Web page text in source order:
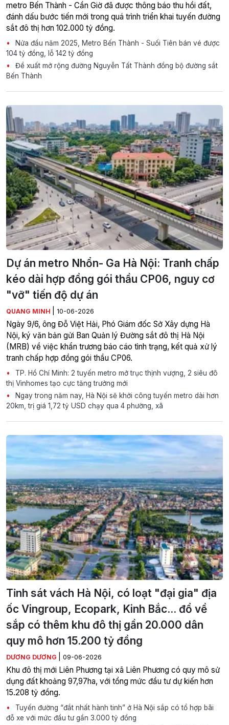
metro Bến Thành - Cần Giờ đã được thông báo thu hồi đất,
đánh dấu bước tiến mới trong quá trình triển khai tuyến đường
sắt đô thị hơn 102.000 tỷ đồng.
Nửa đầu năm 2025, Metro Bến Thành - Suối Tiên bán vé được
104 tỷ đồng, lỗ 142 tỷ đồng
Đề xuất mở rộng đường Nguyễn Tất Thành đồng bộ đường sắt
Bến Thành
Dự án metro Nhổn- Ga Hà Nội: Tranh chấp
kéo dài hợp đồng gói thầu CP06, nguy cơ
"vỡ" tiến độ dự án
QUANG MINH 10-06-2026
Ngày 9/6, ông Đỗ Việt Hải, Phó Giám đốc Sở Xây dựng Hà
Nội, ký văn bản gửi Ban Quản lý Đường sắt đô thị Hà Nội
(MRB) về việc khẩn trương báo cáo tình trạng, kết quả xử lý
tranh chấp hợp đồng gói thầu CP06.
TP. Hồ Chí Minh: 2 tuyến metro mở trục thịnh vượng, 2 siêu đô
thị Vinhomes tạo cực tăng trưởng mới
Ngay trong năm nay, Hà Nội sẽ khởi công tuyến metro dài hơn
20km, trị giá 1,72 tỷ USD chạy qua 4 phường, xã
Tỉnh sát vách Hà Nội, có loạt "đại gia" địa
ốc Vingroup, Ecopark, Kinh Bắc... đổ về
sắp có thêm khu đô thị gần 20.000 dân
quy mô hơn 15.200 tỷ đồng
DƯƠNG DƯƠNG 09-06-2026
Khu đô thị mới Liên Phương tại xã Liên Phương có quy mô sử
dụng đất khoảng 97,97ha, với tổng mức đầu tư dự kiến hơn
15.208 tỷ đồng.
Tuyến đường “đắt nhất hành tinh” ở Hà Nội sắp có tổ hợp bãi
đỗ xe với mức đầu tư gần 3.000 tỷ đồng